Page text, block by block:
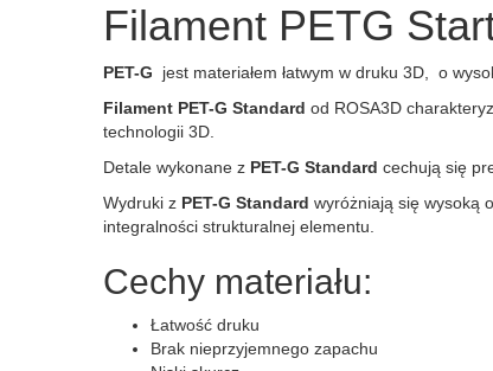
Filament PETG
PET-G jest materiałem łatwym w druku 3D, o
Filament PET-G Standard od ROSA3D
technologii 3D.
Detale wykonane z PET-G Standard cechują się
Wydruki z PET-G Standard wyróżniają się wysoką
integralności strukturalnej elementu.
Cechy materiału:
Łatwość druku
Brak nieprzyjemnego zapachu